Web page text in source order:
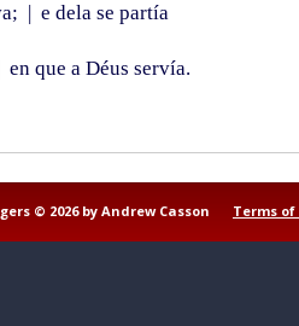
| e dela se partía
en que a Déus servía.
© 2026 by Andrew Casson Terms of